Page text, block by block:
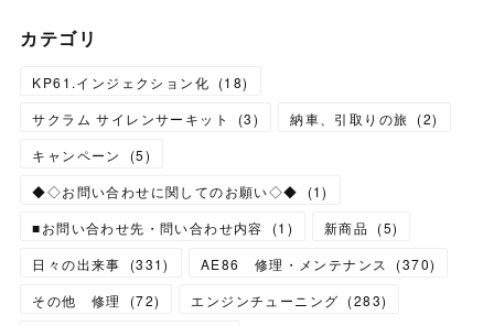
カテゴリ
KP61.インジェクション化 (18)
サクラム サイレンサーキット
(3) 納車、引取りの旅 (2)
キャンペーン
(5)
◆◇お問い合わせに関してのお願い◇◆
(1)
■お問い合わせ先・問い合わせ内容
(1 ) 新商品 (5)
日々の出来事
(331) AE86 修理・メンテナンス (370)
その他 修理
(72) エンジンチューニング (283)